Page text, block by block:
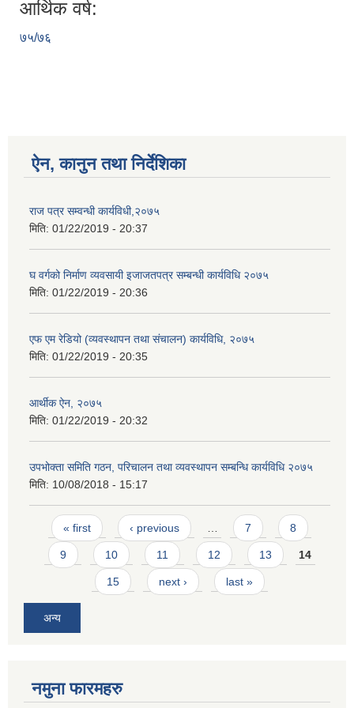
आर्थिक वर्ष:
७५/७६
ऐन, कानुन तथा निर्देशिका
राज पत्र सम्वन्धी कार्यविधी,२०७५
मिति: 01/22/2019 - 20:37
घ वर्गको निर्माण व्यवसायी इजाजतपत्र सम्बन्धी कार्यविधि २०७५
मिति: 01/22/2019 - 20:36
एफ एम रेडियो (व्यवस्थापन तथा संचालन) कार्यविधि, २०७५
मिति: 01/22/2019 - 20:35
आर्थीक ऐन, २०७५
मिति: 01/22/2019 - 20:32
उपभोक्ता समिति गठन, परिचालन तथा व्यवस्थापन सम्बन्धि कार्यविधि २०७५
मिति: 10/08/2018 - 15:17
Pages
« first ‹ previous 7 8
9 10 11 12 13 14
15 next › last »
अन्य
नमुना फारमहरु